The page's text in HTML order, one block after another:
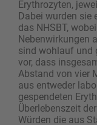
Erythrozyten,
Dabei wurden sie
das NHSBT,
Nebenwirkungen
sind wohlauf und
vor, dass
Abstand von vier
aus entweder
gespendeten
Überlebenszeit
Würden die aus